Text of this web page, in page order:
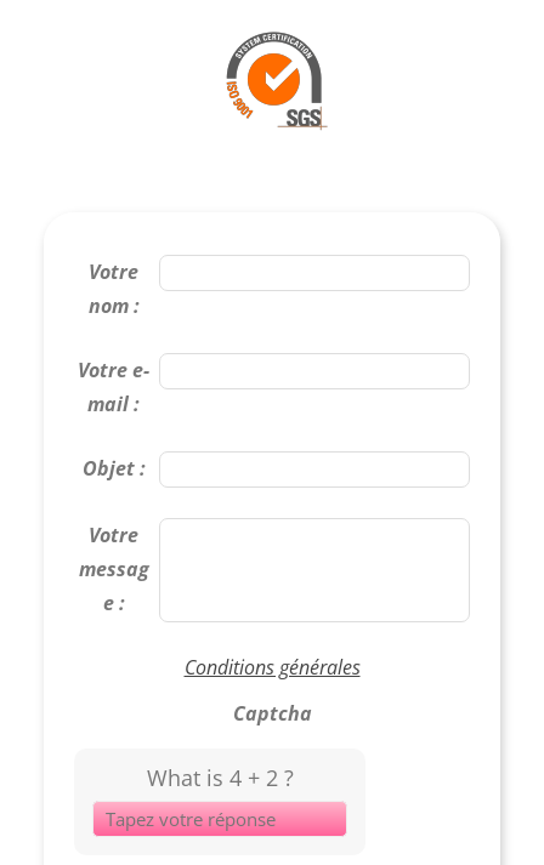
Votre
nom :
Votre e-
mail :
Objet :
Votre
messag
e :
Conditions générales
Captcha
What is 4 + 2 ?
Answer
for
4